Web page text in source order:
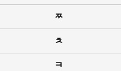
ㅉ
ㅊ
ㅋ